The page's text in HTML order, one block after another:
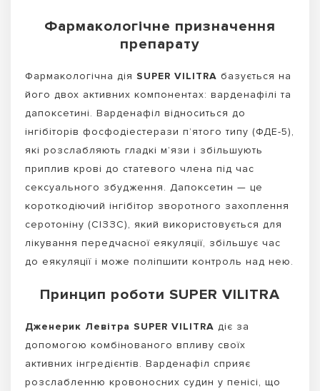
Фармакологічне призначення
препарату
Фармакологічна дія SUPER VILITRA базується на
його двох активних компонентах: варденафілі та
дапоксетині. Варденафіл відноситься до
інгібіторів фосфодіестерази п’ятого типу (ФДЕ-5),
які розслабляють гладкі м’язи і збільшують
приплив крові до статевого члена під час
сексуального збудження. Дапоксетин — це
короткодіючий інгібітор зворотного захоплення
серотоніну (СІЗЗС), який використовується для
лікування передчасної еякуляції, збільшує час
до еякуляції і може поліпшити контроль над нею.
Принцип роботи SUPER VILITRA
Дженерик Левітра SUPER VILITRA діє за
допомогою комбінованого впливу своїх
активних інгредієнтів. Варденафіл сприяє
розслабленню кровоносних судин у пенісі, що